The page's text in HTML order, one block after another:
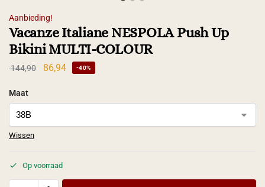
Aanbieding!
Vacanze Italiane NESPOLA Push Up
Bikini MULTI-COLOUR
144,90 86,94 -40%
Maat
Wissen
Op voorraad